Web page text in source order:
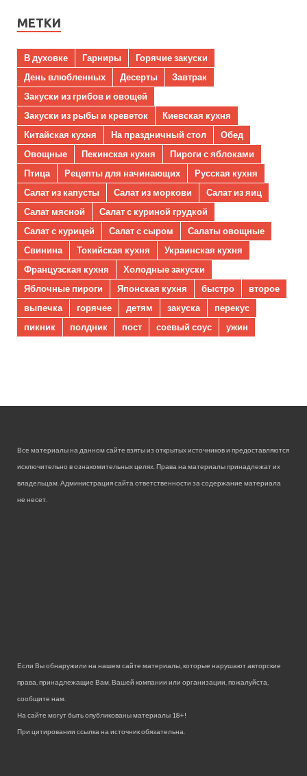
МЕТКИ
В духовке Гарниры
Горячие закуски
День влюбленных
Десерты
Завтрак
Закуски из грибов и овощей
Закуски из рыбы и креветок
Киевская кухня
Китайская кухня
На праздничный стол
Обед
Овощные
Пекинская кухня
Пироги с яблоками
Птица
Рецепты для начинающих
Русская кухня
Салат из капусты
Салат из моркови
Салат из яиц
Салат мясной
Салат с куриной грудкой
Салат с курицей
Салат с сыром
Салаты овощные
Свинина
Токийская кухня
Украинская кухня
Французская кухня
Холодные закуски
Яблочные пироги
Японская кухня быстро
второе
выпечка
горячее детям закуска
перекус
пикник
полдник пост соевый соус ужин
Все материалы на данном сайте взяты из открытых источников и предоставляются
исключительно в ознакомительных целях. Права на материалы принадлежат их
владельцам. Администрация сайта ответственности за содержание материала
не несет.
Если Вы обнаружили на нашем сайте материалы, которые нарушают авторские
права, принадлежащие Вам, Вашей компании или организации, пожалуйста,
сообщите нам.
На сайте могут быть опубликованы материалы 18+!
При цитировании ссылка на источник обязательна.